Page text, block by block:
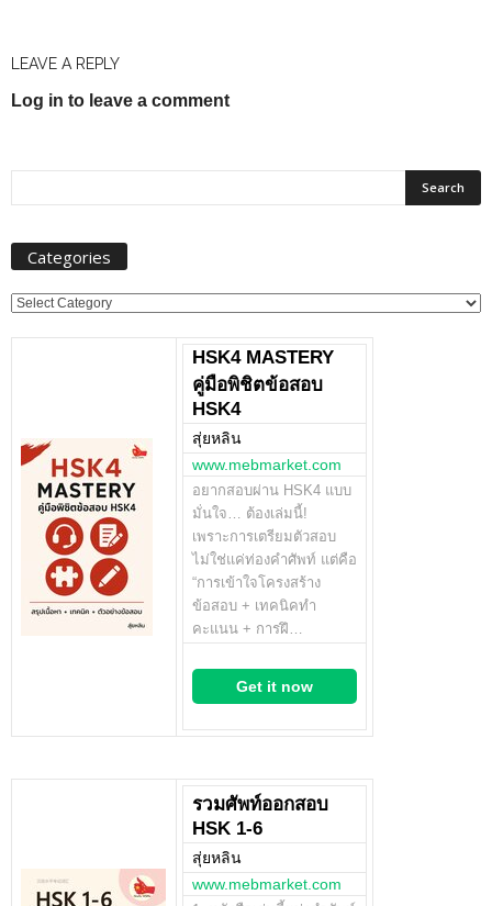
LEAVE A REPLY
Log in to leave a comment
Categories
Categories
HSK4 MASTERY
คู่มือพิชิตข้อสอบ
HSK4
สุ่ยหลิน
www.mebmarket.com
อยากสอบผ่าน HSK4 แบบ
มั่นใจ… ต้องเล่มนี้!
เพราะการเตรียมตัวสอบ
ไม่ใช่แค่ท่องคำศัพท์ แต่คือ
“การเข้าใจโครงสร้าง
ข้อสอบ + เทคนิคทำ
คะแนน + การฝึ…
Get it now
รวมศัพท์ออกสอบ
HSK 1-6
สุ่ยหลิน
www.mebmarket.com